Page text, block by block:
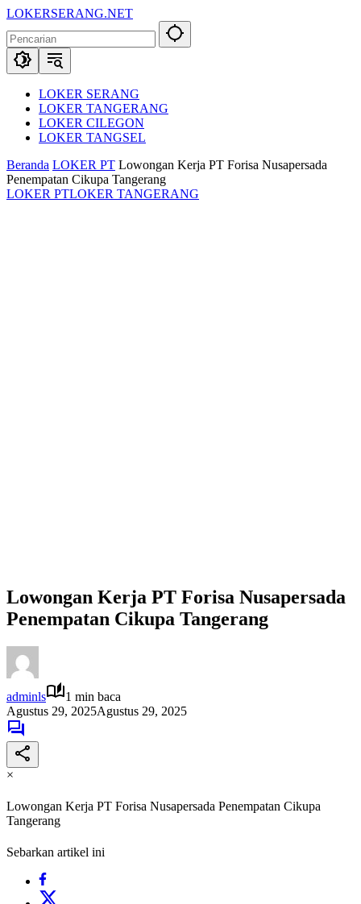
Langsung
konten
LOKERSERANG.NET
Lowongan
Kerja
Serang
SekitarnyaLOKER SERANG
LOKER TANGERANG
LOKER CILEGON
LOKER TANGSEL
Beranda LOKER PT Lowongan Kerja PT Forisa Nusapersada
Penempatan Cikupa Tangerang
LOKER PTLOKER TANGERANG
Lowongan Kerja PT Forisa Nusapersada
Penempatan Cikupa Tangerang
adminls
1 min baca
Agustus 29, 2025Agustus 29, 2025
×
Lowongan Kerja PT Forisa Nusapersada Penempatan Cikupa
Tangerang
Sebarkan artikel ini